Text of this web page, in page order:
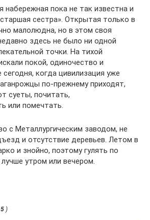
набережная пока не так известна и
сестра». Открытая только в
малолюдна, но в этом своя
здесь не было ни одной
точки. На тихой
покой, одиночество и
когда цивилизация уже
по-прежнему приходят,
суеты, почитать,
или помечтать.
с Металлургическим заводом, не
и отсутствие деревьев. Летом в
и знойно, поэтому гулять по
утром или вечером.
5 )